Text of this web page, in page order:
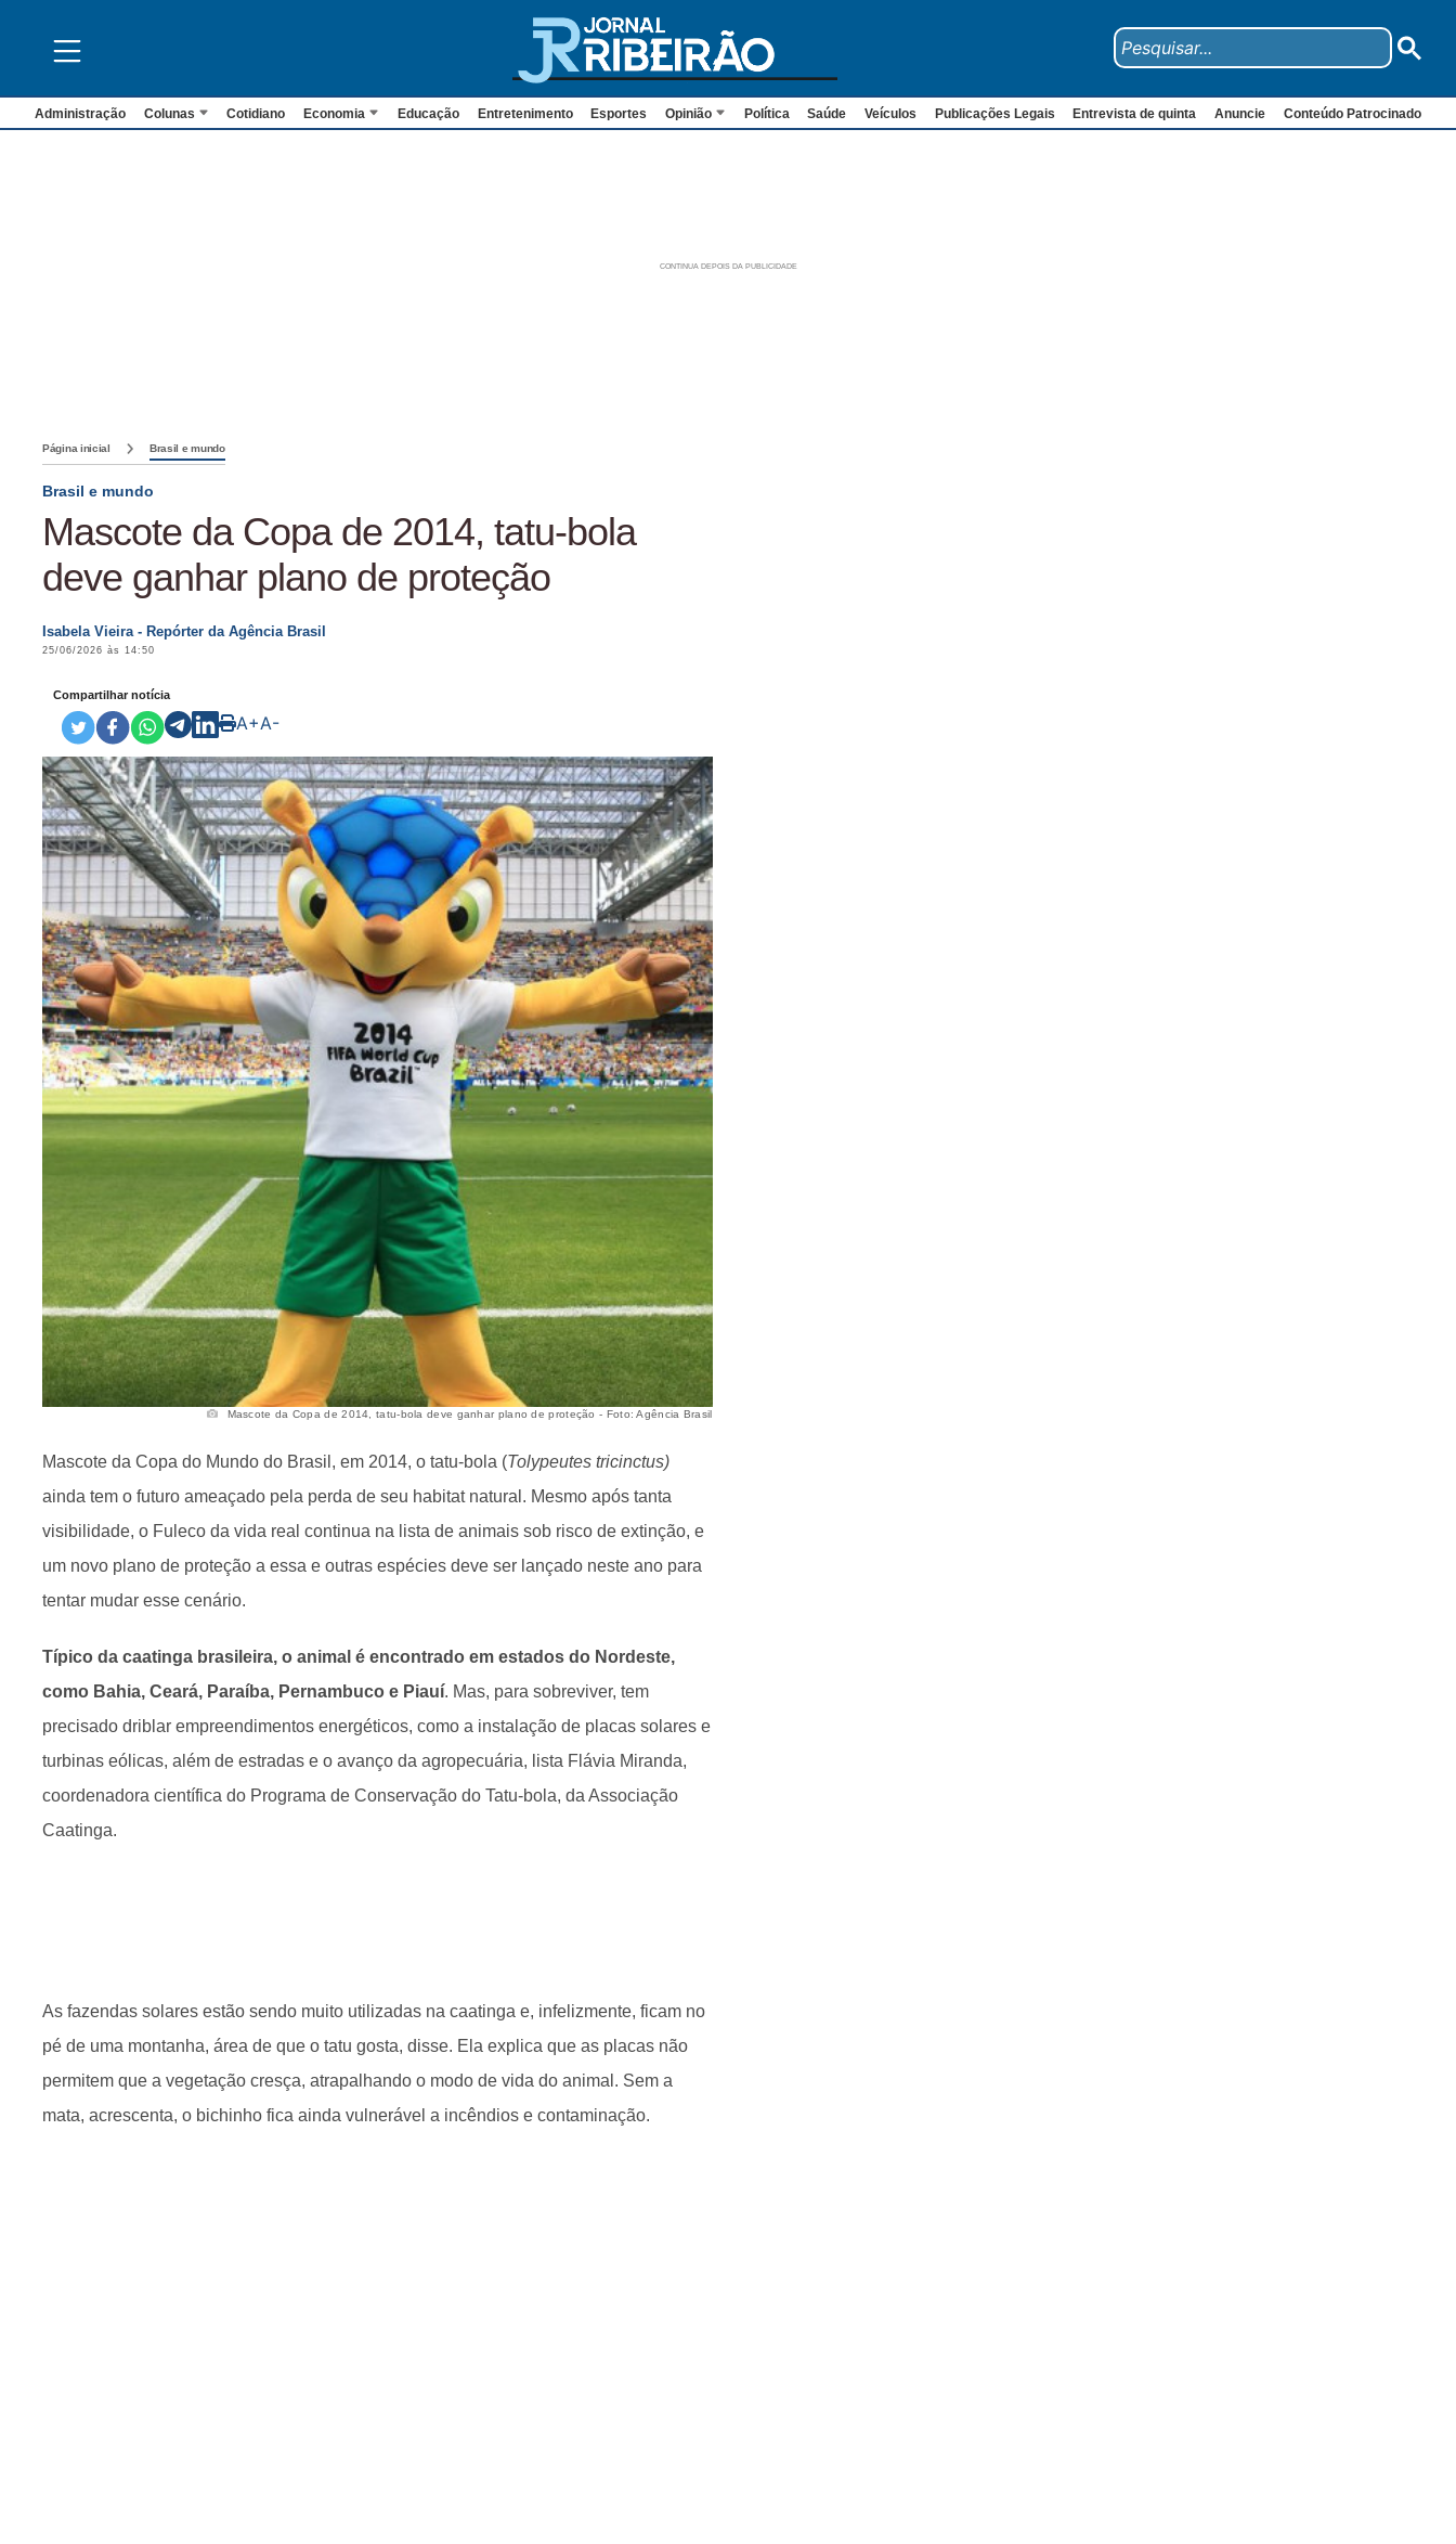
Administração Colunas Cotidiano Economia Educação Entretenimento Esportes Opinião Política Saúde Veículos Publicações Legais Entrevista de quinta Anuncie Conteúdo Patrocinado
Página inicial Brasil e mundo
Brasil e mundo
Mascote da Copa de 2014, tatu-bola
deve ganhar plano de proteção
Isabela Vieira - Repórter da Agência Brasil
25/06/2026 às 14:50
Compartilhar notícia
A+A-
Mascote da Copa de 2014, tatu-bola deve ganhar plano de proteção - Foto: Agência Brasil
Mascote da Copa do Mundo do Brasil, em 2014, o tatu-bola (Tolypeutes tricinctus)
ainda tem o futuro ameaçado pela perda de seu habitat natural. Mesmo após tanta
visibilidade, o Fuleco da vida real continua na lista de animais sob risco de extinção, e
um novo plano de proteção a essa e outras espécies deve ser lançado neste ano para
tentar mudar esse cenário.
Típico da caatinga brasileira, o animal é encontrado em estados do Nordeste,
como Bahia, Ceará, Paraíba, Pernambuco e Piauí. Mas, para sobreviver, tem
precisado driblar empreendimentos energéticos, como a instalação de placas solares e
turbinas eólicas, além de estradas e o avanço da agropecuária, lista Flávia Miranda,
coordenadora científica do Programa de Conservação do Tatu-bola, da Associação
Caatinga.
As fazendas solares estão sendo muito utilizadas na caatinga e, infelizmente, ficam no
pé de uma montanha, área de que o tatu gosta, disse. Ela explica que as placas não
permitem que a vegetação cresça, atrapalhando o modo de vida do animal. Sem a
mata, acrescenta, o bichinho fica ainda vulnerável a incêndios e contaminação.